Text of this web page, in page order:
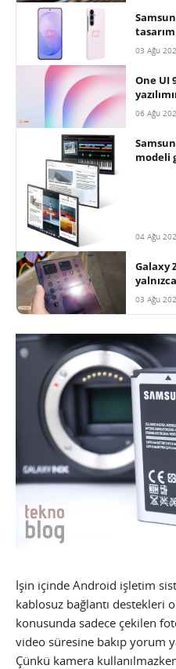
03 Ağu
One UI
06 Ağu
modeli
04 Ağu
Galaxy
03 Ağu
İşin içinde Android işletim
kablosuz bağlantı destekleri
konusunda sadece çekilen
video süresine bakıp yorum
Çünkü kamera